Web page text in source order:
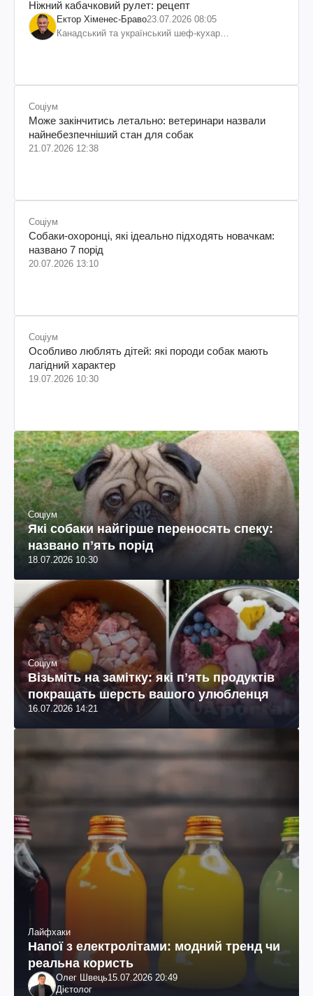
Ніжний кабачковий рулет: рецепт
Ектор Хіменес-Браво23.07.2026 08:05
Канадський та український шеф-кухар
Соціум
Може закінчитись летально: ветеринари назвали
найнебезпечніший стан для собак
21.07.2026 12:38
Соціум
Собаки-охоронці, які ідеально підходять новачкам:
названо 7 порід
20.07.2026 13:10
Соціум
Особливо люблять дітей: які породи собак мають
лагідний характер
19.07.2026 10:30
Соціум
Які собаки найгірше переносять спеку:
названо пʼять порід
18.07.2026 10:30
Соціум
Візьміть на замітку: які пʼять продуктів
покращать шерсть вашого улюбленця
16.07.2026 14:21
Лайфхаки
Напої з електролітами: модний тренд чи
реальна користь
Олег Швець15.07.2026 20:49
Дієтолог